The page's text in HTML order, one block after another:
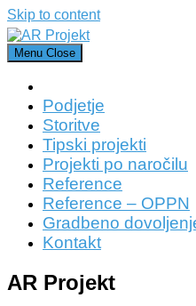
Skip to content
Menu Close
Podjetje
Storitve
Tipski projekti
Projekti po naročilu
Reference
Reference – OPPN
Gradbeno
Kontakt
AR Projekt